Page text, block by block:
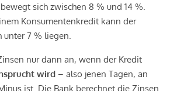
sich zwischen 8 % und 14 %.
Konsumentenkredit kann der
unter 7 % liegen.
nur dann an, wenn der Kredit
wird – also jenen Tagen, an
ist. Die Bank berechnet die Zinsen